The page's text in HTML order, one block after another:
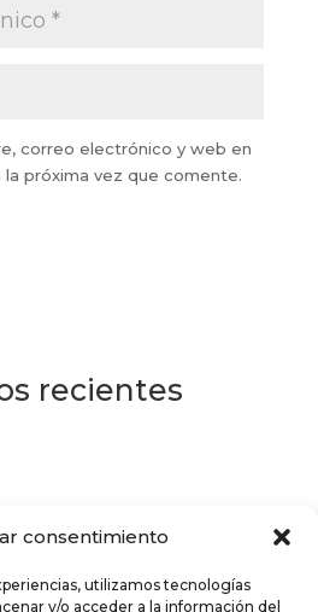
consentimiento
utilizamos tecnologías
y/o acceder a la información del
correo electrónico y web en
próxima vez que comente.
recientes